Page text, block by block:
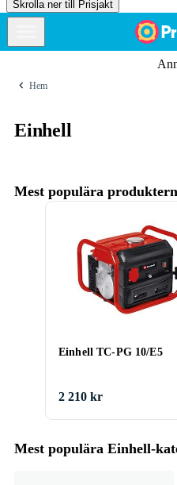
Skrolla ner till Prisjakt
Hem
Einhell
Mest populära
Einhell TC-PG 10/E5
2 210 kr
Mest populära Einhell-